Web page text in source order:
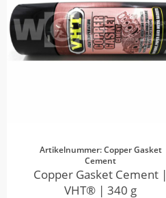
Artikelnummer: Copper Gasket
Cement
Copper Gasket Cement |
VHT® | 340 g